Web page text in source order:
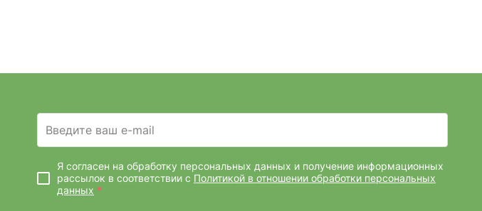
Введите ваш e-mail
Я согласен на обработку персональных данных и получение информационных
рассылок в соответствии с Политикой в отношении обработки персональных
данных *